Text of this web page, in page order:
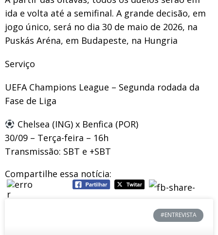
ida e volta até a semifinal. A grande decisão, em
jogo único, será no dia 30 de maio de 2026, na
Puskás Aréna, em Budapeste, na Hungria
Serviço
UEFA Champions League – Segunda rodada da
Fase de Liga
Chelsea (ING) x Benfica (POR)
30/09 – Terça-feira – 16h
Transmissão: SBT e +SBT
Compartilhe essa notícia:
#ENTREVISTA